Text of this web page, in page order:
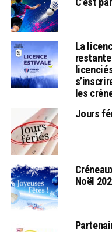
La
les
Jours
Noël